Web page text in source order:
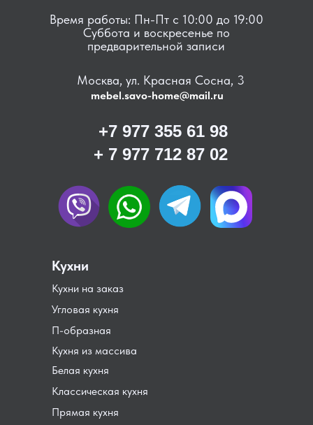
+ 7 977 712 87 02
Время работы: Пн-Пт с 10:00 до 19:00
Суббота и воскресенье по
предварительной записи
Москва, ул. Красная Сосна, 3
+7 977 355 61 98
Кухня из массива
Угловая кухня
Кухни на заказ
П-образная
Классическая кухня
Белая кухня
Кухни
Прямая кухня
mebel.savo-home@mail.ru